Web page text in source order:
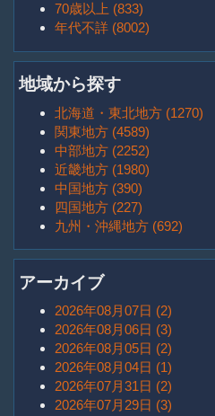
70歳以上 (833)
年代不詳 (8002)
地域から探す
北海道・東北地方 (1270)
関東地方 (4589)
中部地方 (2252)
近畿地方 (1980)
中国地方 (390)
四国地方 (227)
九州・沖縄地方 (692)
アーカイブ
2026年08月07日 (2)
2026年08月06日 (3)
2026年08月05日 (2)
2026年08月04日 (1)
2026年07月31日 (2)
2026年07月29日 (3)